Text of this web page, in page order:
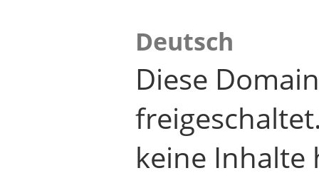
Deutsch
Diese
keine Inhalte